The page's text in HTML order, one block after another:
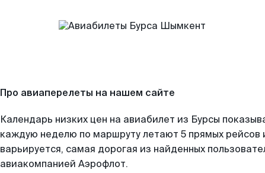
Про авиаперелеты на нашем сайте
Календарь низких цен на авиабилет из Бурсы
каждую неделю по маршруту летают 5 прямых рейсов
варьируется, самая дорогая из найденных
авиакомпанией Аэрофлот.